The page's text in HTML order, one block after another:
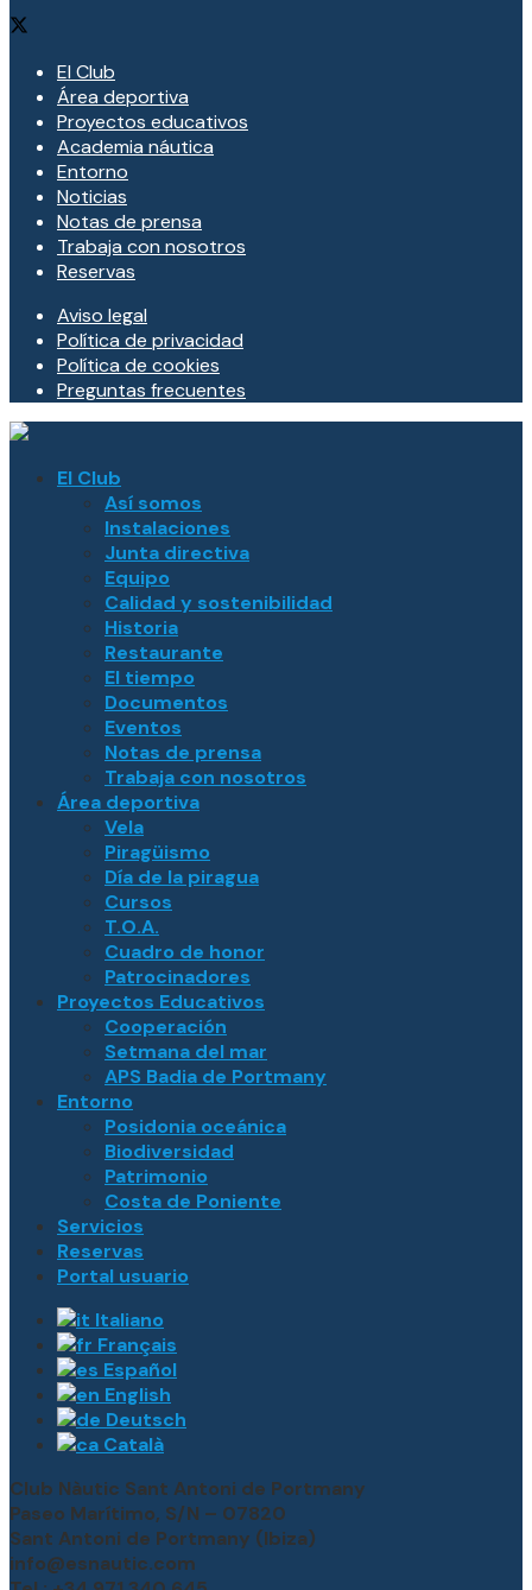
El Club
Área deportiva
Proyectos educativos
Academia náutica
Entorno
Noticias
Notas de prensa
Trabaja con nosotros
Reservas
Aviso legal
Política de privacidad
Política de cookies
Preguntas frecuentes
El Club
Así somos
Instalaciones
Junta directiva
Equipo
Calidad y sostenibilidad
Historia
Restaurante
El tiempo
Documentos
Eventos
Notas de prensa
Trabaja con nosotros
Área deportiva
Vela
Piragüismo
Día de la piragua
Cursos
T.O.A.
Cuadro de honor
Patrocinadores
Proyectos Educativos
Cooperación
Setmana del mar
APS Badia de Portmany
Entorno
Posidonia oceánica
Biodiversidad
Patrimonio
Costa de Poniente
Servicios
Reservas
Portal usuario
Italiano
Français
Español
English
Deutsch
Català
Club Nàutic Sant Antoni de Portmany
Paseo Marítimo, S/N – 07820
Sant Antoni de Portmany (Ibiza)
info@esnautic.com